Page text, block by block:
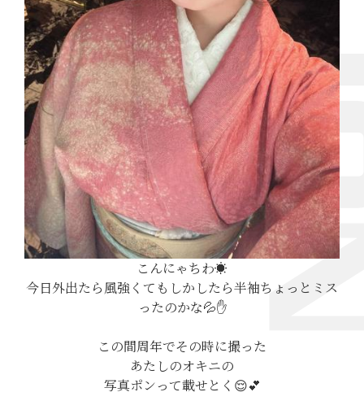
こんにゃちわ☀️
今日外出たら風強くてもしかしたら半袖ちょっとミス
ったのかな💦✋
この間周年でその時に撮った
あたしのオキニの
写真ポンって載せとく😌💕